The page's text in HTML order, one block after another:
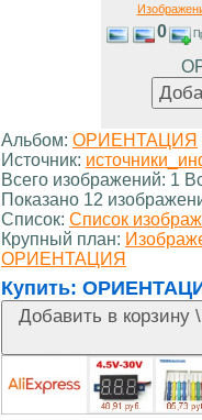
0
Альбом: ОРИЕНТАЦИЯ
Источник:
Всего изображений: 1
Показано 12
Список: Список
Крупный план:
ОРИЕНТАЦИЯ
Купить: